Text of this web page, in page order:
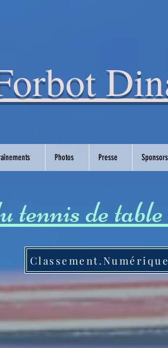
Photos Presse Sponsors
tennis de
Classement.Numérique